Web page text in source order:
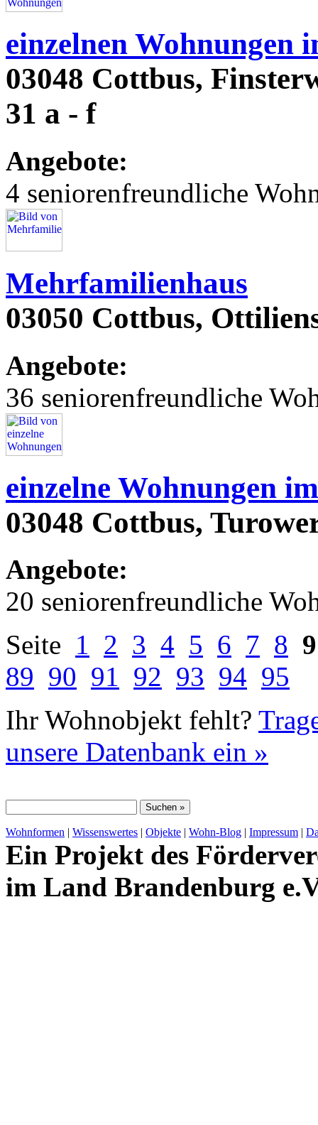
einzelnen Wohnungen
03048 Cottbus,
31 a - f
Angebote:
4 seniorenfreundliche
Mehrfamilienhaus
03050 Cottbus,
Angebote:
36 seniorenfreundliche
einzelne Wohnungen
03048 Cottbus,
Angebote:
20 seniorenfreundliche
Seite 1 2 3 4 5 6 7 8 9
89 90 91 92 93 94 95
Ihr Wohnobjekt fehlt?
unsere Datenbank ein »
Wohnformen | Wissenswertes | Objekte | Wohn-Blog | Impressum |
Ein Projekt des
im Land Brandenburg